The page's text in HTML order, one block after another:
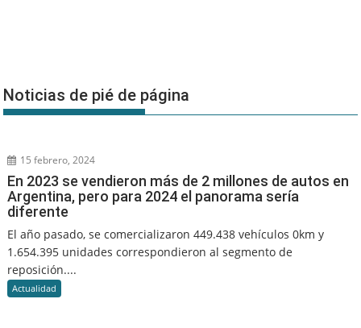
Noticias de pié de página
15 febrero, 2024
En 2023 se vendieron más de 2 millones de autos en
Argentina, pero para 2024 el panorama sería
diferente
El año pasado, se comercializaron 449.438 vehículos 0km y
1.654.395 unidades correspondieron al segmento de
reposición....
Actualidad